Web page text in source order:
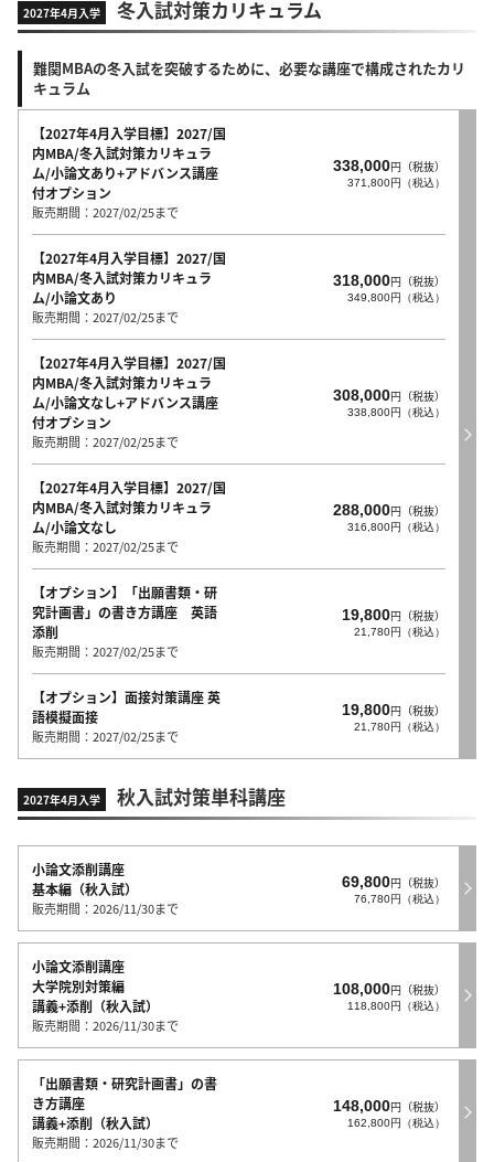
2027年4月入学 冬入試対策カリキュラム
難関MBAの冬入試を突破するために、必要な講座で構成されたカリ
キュラム
【2027年4月入学目標】2027/国
内MBA/冬入試対策カリキュラ
ム/小論文あり+アドバンス講座
付オプション
販売期間：2027/02/25まで
338,000円（税抜）
371,800円（税込）
【2027年4月入学目標】2027/国
内MBA/冬入試対策カリキュラ
ム/小論文あり
販売期間：2027/02/25まで
318,000円（税抜）
349,800円（税込）
【2027年4月入学目標】2027/国
内MBA/冬入試対策カリキュラ
ム/小論文なし+アドバンス講座
付オプション
販売期間：2027/02/25まで
308,000円（税抜）
338,800円（税込）
【2027年4月入学目標】2027/国
内MBA/冬入試対策カリキュラ
ム/小論文なし
販売期間：2027/02/25まで
288,000円（税抜）
316,800円（税込）
【オプション】「出願書類・研
究計画書」の書き方講座 英語
添削
販売期間：2027/02/25まで
19,800円（税抜）
21,780円（税込）
【オプション】面接対策講座 英
語模擬面接
販売期間：2027/02/25まで
19,800円（税抜）
21,780円（税込）
2027年4月入学 秋入試対策単科講座
小論文添削講座
基本編（秋入試）
販売期間：2026/11/30まで
69,800円（税抜）
76,780円（税込）
小論文添削講座
大学院別対策編
講義+添削（秋入試）
販売期間：2026/11/30まで
108,000円（税抜）
118,800円（税込）
「出願書類・研究計画書」の書
き方講座
講義+添削（秋入試）
販売期間：2026/11/30まで
148,000円（税抜）
162,800円（税込）